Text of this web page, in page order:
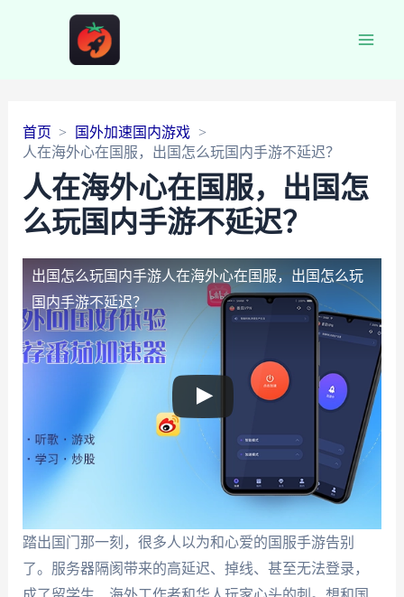
首页
国外加速国内游戏
人在海外心在国服，出国怎么玩国内手游不延迟？
人在海外心在国服，出国怎
么玩国内手游不延迟？
出国怎么玩国内手游人在海外心在国服，出国怎么玩
国内手游不延迟？
踏出国门那一刻，很多人以为和心爱的国服手游告别
了。服务器隔阂带来的高延迟、掉线、甚至无法登录，